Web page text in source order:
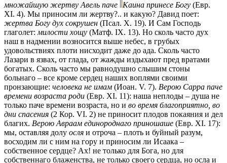
множайшую жертву Авель паче
Каина принесе Богу (Евр.
XI. 4). Мы приносим ли жертву?.. и какую? Давид поет:
жертва Богу дух сокрушен (Псал. X. 19). И Сам Господь
глаголет: милости хощу (Матф. IX. 13). Но сколь часто дух
наш в надмении возносится выше небес, в грубых
удовольствиях плоти нисходит даже до ада. Сколь часто
Лазари в язвах, от глада, от жажды издыхают пред вратами
богатых. Сколь часто мы равнодушно слышим стоны
больнаго – все кроме сердец наших воплями своими
пронзающие: человека не имам (Иоан. V. 7). Верою Сарра паче
времени возраста роди (Евр. XI. 11): наша неплоды – душа не
только паче времени возраста, но и во время благоприятно, во
дни спасения (2 Кор. VI. 2) не приносит плодов покаяния и дел
благих. Верою Авраам единороднаго приношаше (Евр. XI. 17):
мы, оставляя долу осля и отроча – плоть и буйный разум,
восходим ли с ним на гору и приносим ли Исаака –
собственное сердце? Ах! не только для Бога, но для
собственнаго блаженства, не только своего сердца, но осла и